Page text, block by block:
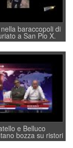
baraccopoli di
a San Pio X.
Vicentini: “faremo
di Natale ai
residenti”
e Belluco
bozza su ristori
e Veneto Banca